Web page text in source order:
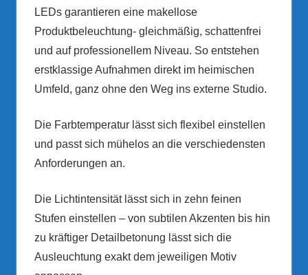
LEDs garantieren eine makellose
Produktbeleuchtung- gleichmäßig, schattenfrei
und auf professionellem Niveau. So entstehen
erstklassige Aufnahmen direkt im heimischen
Umfeld, ganz ohne den Weg ins externe Studio.
Die Farbtemperatur lässt sich flexibel einstellen
und passt sich mühelos an die verschiedensten
Anforderungen an.
Die Lichtintensität lässt sich in zehn feinen
Stufen einstellen – von subtilen Akzenten bis hin
zu kräftiger Detailbetonung lässt sich die
Ausleuchtung exakt dem jeweiligen Motiv